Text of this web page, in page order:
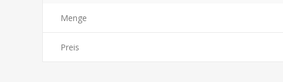
Menge
Preis